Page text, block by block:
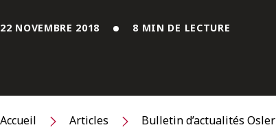
22 NOVEMBRE 2018 8 MIN DE LECTURE
Accueil Articles Bulletin d’actualités Osler